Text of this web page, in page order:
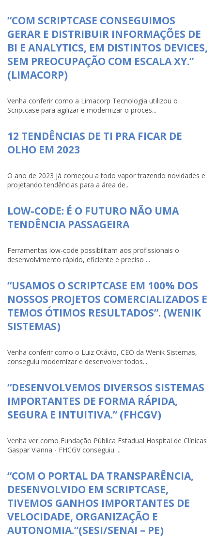
“COM SCRIPTCASE CONSEGUIMOS
GERAR E DISTRIBUIR INFORMAÇÕES DE
BI E ANALYTICS, EM DISTINTOS DEVICES,
SEM PREOCUPAÇÃO COM ESCALA XY.”
(LIMACORP)
Venha conferir como a Limacorp Tecnologia utilizou o
Scriptcase para agilizar e modernizar o proces...
12 TENDÊNCIAS DE TI PRA FICAR DE
OLHO EM 2023
O ano de 2023 já começou a todo vapor trazendo novidades e
projetando tendências para a área de...
LOW-CODE: É O FUTURO NÃO UMA
TENDÊNCIA PASSAGEIRA
Ferramentas low-code possibilitam aos profissionais o
desenvolvimento rápido, eficiente e preciso ...
“USAMOS O SCRIPTCASE EM 100% DOS
NOSSOS PROJETOS COMERCIALIZADOS E
TEMOS ÓTIMOS RESULTADOS”. (WENIK
SISTEMAS)
Venha conferir como o Luiz Otávio, CEO da Wenik Sistemas,
conseguiu modernizar e desenvolver todos...
“DESENVOLVEMOS DIVERSOS SISTEMAS
IMPORTANTES DE FORMA RÁPIDA,
SEGURA E INTUITIVA.” (FHCGV)
Venha ver como Fundação Pública Estadual Hospital de Clínicas
Gaspar Vianna - FHCGV conseguiu ...
“COM O PORTAL DA TRANSPARÊNCIA,
DESENVOLVIDO EM SCRIPTCASE,
TIVEMOS GANHOS IMPORTANTES DE
VELOCIDADE, ORGANIZAÇÃO E
AUTONOMIA.”(SESI/SENAI – PE)